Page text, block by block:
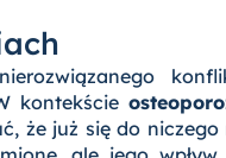
kontekście
że już się do niczego